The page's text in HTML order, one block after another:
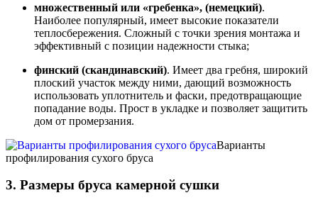
множественный или «гребенка», (немецкий).
Наиболее популярный, имеет высокие показатели
теплосбережения. Сложный с точки зрения монтажа и
эффективный с позиции надежности стыка;
финский (скандинавский). Имеет два гребня, широкий
плоский участок между ними, дающий возможность
использовать уплотнитель и фаски, предотвращающие
попадание воды. Прост в укладке и позволяет защитить
дом от промерзания.
Варианты
профилирования сухого бруса
3. Размеры бруса камерной сушки